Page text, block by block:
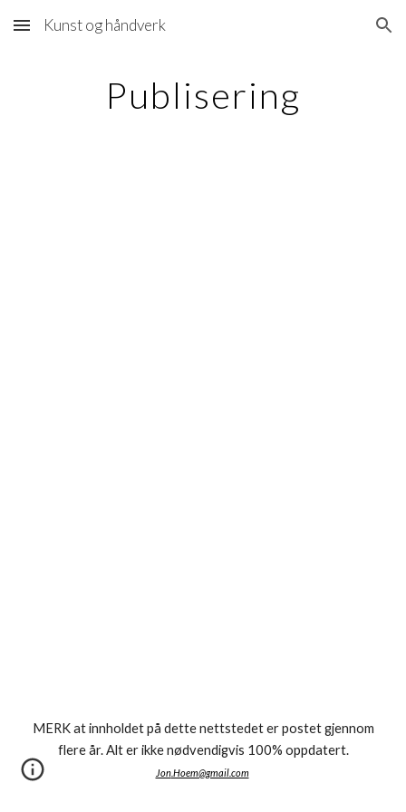
Skip to main content Skip to navigation
Kunst og håndverk
Publisering
MERK at innholdet på dette nettstedet er postet gjennom
flere år. Alt er ikke nødvendigvis 100% oppdatert.
Jon.Hoem@gmail.com